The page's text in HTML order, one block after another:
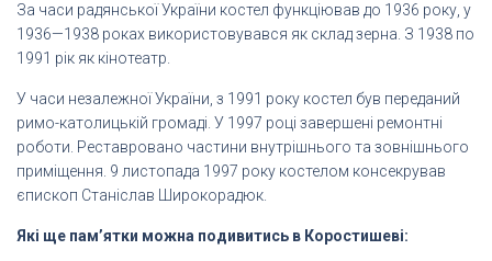
За часи радянської України костел функціював до 1936 року, у
1936—1938 роках використовувався як склад зерна. З 1938 по
1991 рік як кінотеатр.
У часи незалежної України, з 1991 року костел був переданий
римо-католицькій громаді. У 1997 році завершені ремонтні
роботи. Реставровано частини внутрішнього та зовнішнього
приміщення. 9 листопада 1997 року костелом консекрував
єпископ Станіслав Широкорадюк.
Які ще пам’ятки можна подивитись в Коростишеві: